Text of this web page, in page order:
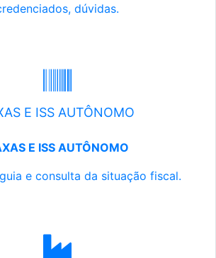
dúvidas.
E ISS AUTÔNOMO
E ISS AUTÔNOMO
e consulta da situação fiscal.